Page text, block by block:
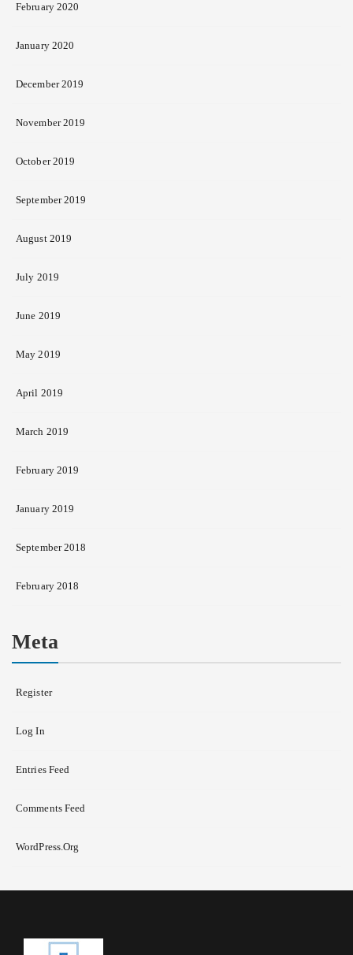
February 2020
January 2020
December 2019
November 2019
October 2019
September 2019
August 2019
July 2019
June 2019
May 2019
April 2019
March 2019
February 2019
January 2019
September 2018
February 2018
Meta
Register
Log In
Entries Feed
Comments Feed
WordPress.org